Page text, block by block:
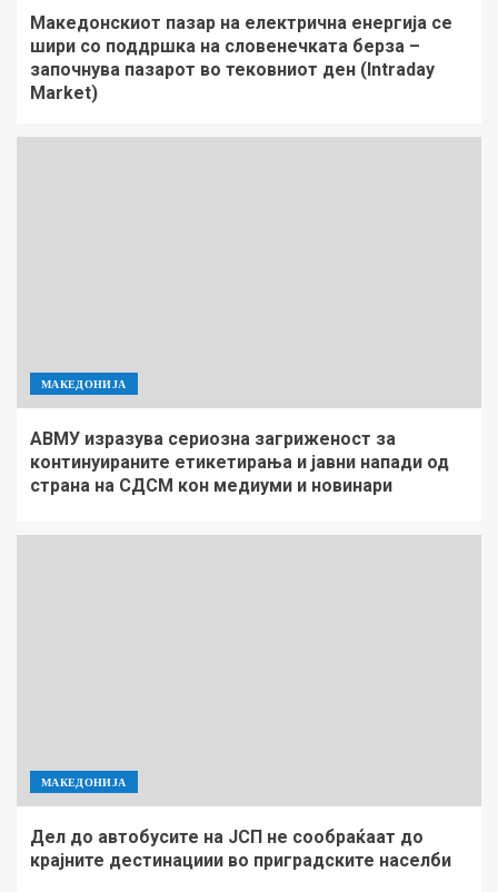
Македонскиот пазар на електрична енергија се
шири со поддршка на словенечката берза –
започнува пазарот во тековниот ден (Intraday
Market)
МАКЕДОНИЈА
АВМУ изразува сериозна загриженост за
континуираните етикетирања и јавни напади од
страна на СДСМ кон медиуми и новинари
МАКЕДОНИЈА
Дел до автобусите на ЈСП не сообраќаат до
крајните дестинациии во приградските населби